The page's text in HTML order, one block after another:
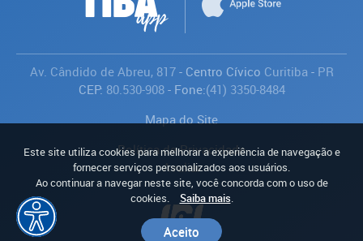
Av. Cândido de Abreu, 817- Centro Cívico Curitiba- PR
CEP: 80.530-908- Fone:(41) 3350-8484
Mapa do Site
Política de Privacidade
Avaliar
Este site utiliza cookies para melhorar a experiência de navegação e
fornecer serviços personalizados aos usuários.
Ao continuar a navegar neste site, você concorda com o uso de
cookies.
Saiba mais.
Aceito